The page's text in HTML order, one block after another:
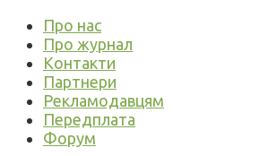
Про нас
Про журнал
Контакти
Партнери
Рекламодавцям
Передплата
Форум